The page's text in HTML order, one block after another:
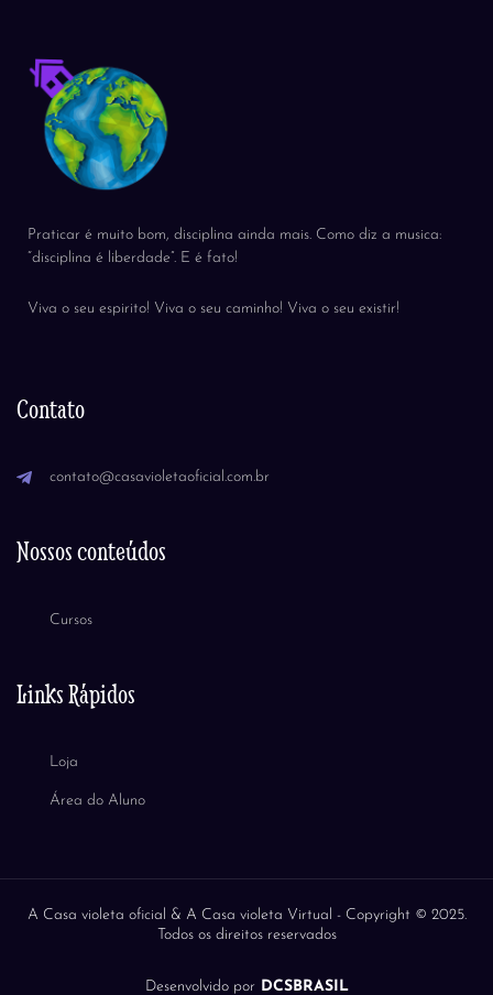
Praticar é muito bom, disciplina ainda mais. Como diz a musica:
“disciplina é liberdade”. E é fato!
Viva o seu espirito! Viva o seu caminho! Viva o seu existir!
Contato
contato@casavioletaoficial.com.br
Nossos conteúdos
Cursos
Links Rápidos
Loja
Área do Aluno
A Casa violeta oficial & A Casa violeta Virtual - Copyright © 2025.
Todos os direitos reservados
Desenvolvido porDCSBRASIL